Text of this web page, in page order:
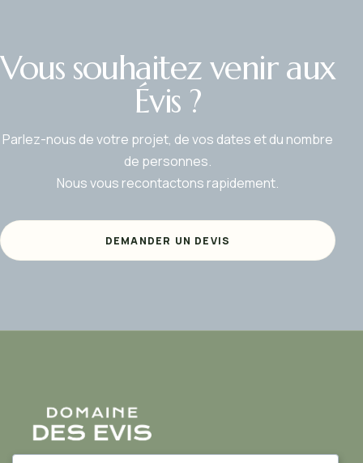
Vous souhaitez venir aux
Évis ?
Parlez-nous de votre projet, de vos dates et du nombre
de personnes.
Nous vous recontactons rapidement.
DEMANDER UN DEVIS